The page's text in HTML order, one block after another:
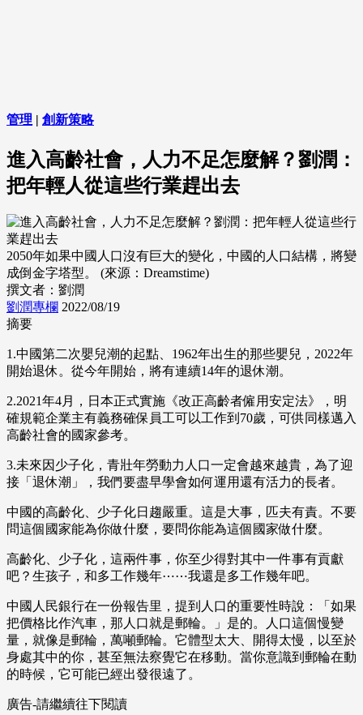
管理 | 創新策略
進入高齡社會，人力不足怎麼解？劉潤：
把年輕人從這些行業趕出去
2050年如果中國人口沒有巨大的變化，中國的人口結構，將變
成倒金字塔型。 (來源：Dreamstime)
撰文者：劉潤
劉潤專欄 2022/08/19
摘要
1.中國第二次嬰兒潮的起點、1962年出生的那些嬰兒，2022年
開始退休。從今年開始，將有連續14年的退休潮。
2.2021年4月，日本正式實施《改正高齡者僱用安定法》，明
確規範企業主有義務確保員工可以工作到70歲，可供同樣邁入
高齡社會的國家參考。
3.未來因少子化，青壯年勞動力人口一定會越來越貴，為了迎
接「退休潮」，我們要盡早學會如何運用還有活力的長者。
中國的高齡化、少子化日趨嚴重。這是大事，匹夫有責。不要
問這個國家能為你做什麼，要問你能為這個國家做什麼。
高齡化、少子化，這兩件事，你至少得對其中一件事有貢獻
吧？生孩子，和多工作幾年⋯⋯我還是多工作幾年吧。
中國人民銀行在一份報告里，提到人口的重要性時說：「如果
把價格比作汽車，那人口就是郵輪。」是的。人口這個慢變
量，就像是郵輪，萬噸郵輪。它體型太大、開得太慢，以至於
身處其中的你，甚至無法察覺它在移動。當你意識到郵輪在動
的時候，它可能已經出發很遠了。
廣告-請繼續往下閱讀